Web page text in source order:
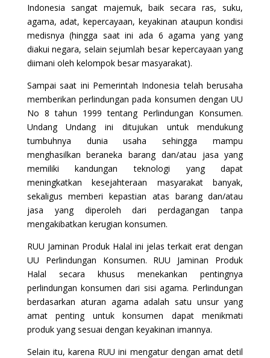
Indonesia sangat majemuk, baik secara ras, suku,
agama, adat, kepercayaan, keyakinan ataupun kondisi
medisnya (hingga saat ini ada 6 agama yang yang
diakui negara, selain sejumlah besar kepercayaan yang
diimani oleh kelompok besar masyarakat).
Sampai saat ini Pemerintah Indonesia telah berusaha
memberikan perlindungan pada konsumen dengan UU
No 8 tahun 1999 tentang Perlindungan Konsumen.
Undang Undang ini ditujukan untuk mendukung
tumbuhnya dunia usaha sehingga mampu
menghasilkan beraneka barang dan/atau jasa yang
memiliki kandungan teknologi yang dapat
meningkatkan kesejahteraan masyarakat banyak,
sekaligus memberi kepastian atas barang dan/atau
jasa yang diperoleh dari perdagangan tanpa
mengakibatkan kerugian konsumen.
RUU Jaminan Produk Halal ini jelas terkait erat dengan
UU Perlindungan Konsumen. RUU Jaminan Produk
Halal secara khusus menekankan pentingnya
perlindungan konsumen dari sisi agama. Perlindungan
berdasarkan aturan agama adalah satu unsur yang
amat penting untuk konsumen dapat menikmati
produk yang sesuai dengan keyakinan imannya.
Selain itu, karena RUU ini mengatur dengan amat detil